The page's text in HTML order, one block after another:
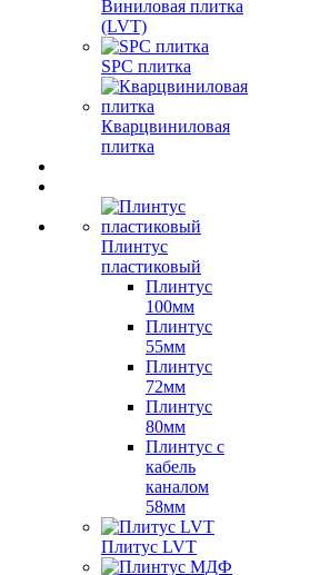
Виниловая плитка
(LVT)
SPC плитка
Кварцвиниловая
плитка
Плинтус
пластиковый
Плинтус
100мм
Плинтус
55мм
Плинтус
72мм
Плинтус
80мм
Плинтус с
кабель
каналом
58мм
Плитус LVT